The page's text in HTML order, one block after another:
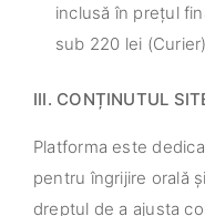
inclusă în prețul
sub 220 lei
III. CONȚINUTUL
Platforma este
pentru îngrijire orală
dreptul de a ajusta